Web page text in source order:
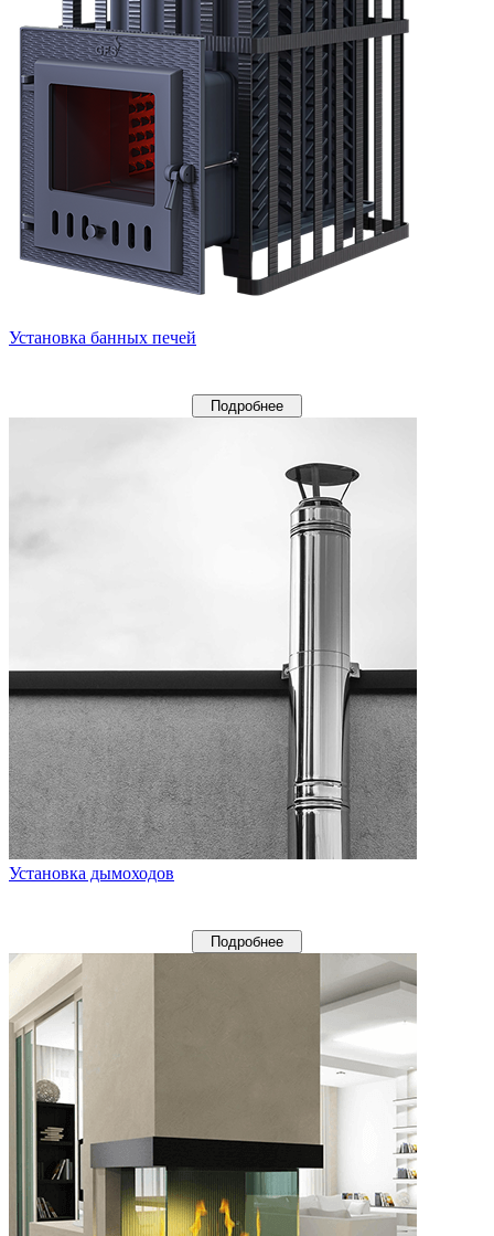
Установка банных печей
Подробнее
Установка дымоходов
Подробнее